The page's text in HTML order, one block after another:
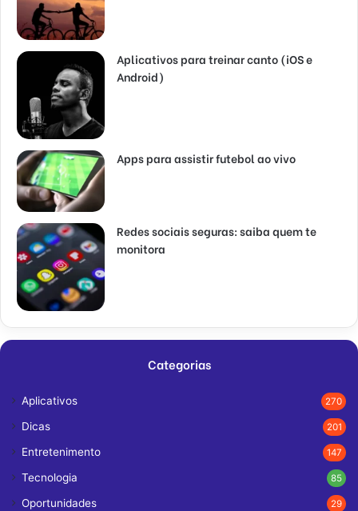
Aplicativos para treinar canto (iOS e
Android)
Apps para assistir futebol ao vivo
Redes sociais seguras: saiba quem te
monitora
Categorias
Aplicativos 270
Dicas 201
Entretenimento 147
Tecnologia 85
Oportunidades 29